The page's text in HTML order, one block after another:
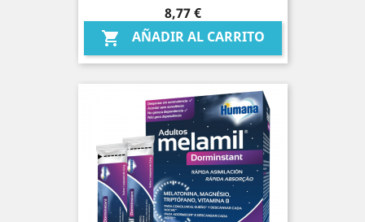
Precio
8,77 €
 AÑADIR AL CARRITO